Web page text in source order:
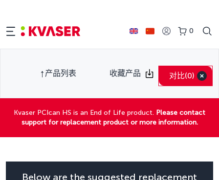
0
产品列表 收藏产品 对比(0)
Kvaser PCIcan HS is an End of Life product. Please contact
support for replacement product or more information.
Below are the suggested replacement